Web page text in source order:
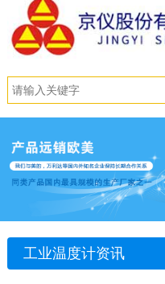
工业温度计资讯